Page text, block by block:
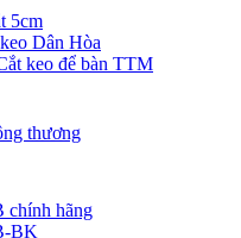
5cm
Dân Hòa
keo để bàn TTM
chính hãng
BK